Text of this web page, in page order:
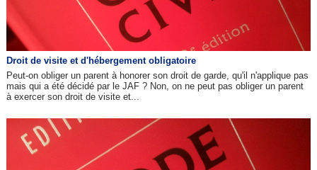
Droit de visite et d'hébergement obligatoire
Peut-on obliger un parent à honorer son droit de garde, qu'il n'applique pas
mais qui a été décidé par le JAF ? Non, on ne peut pas obliger un parent
à exercer son droit de visite et...